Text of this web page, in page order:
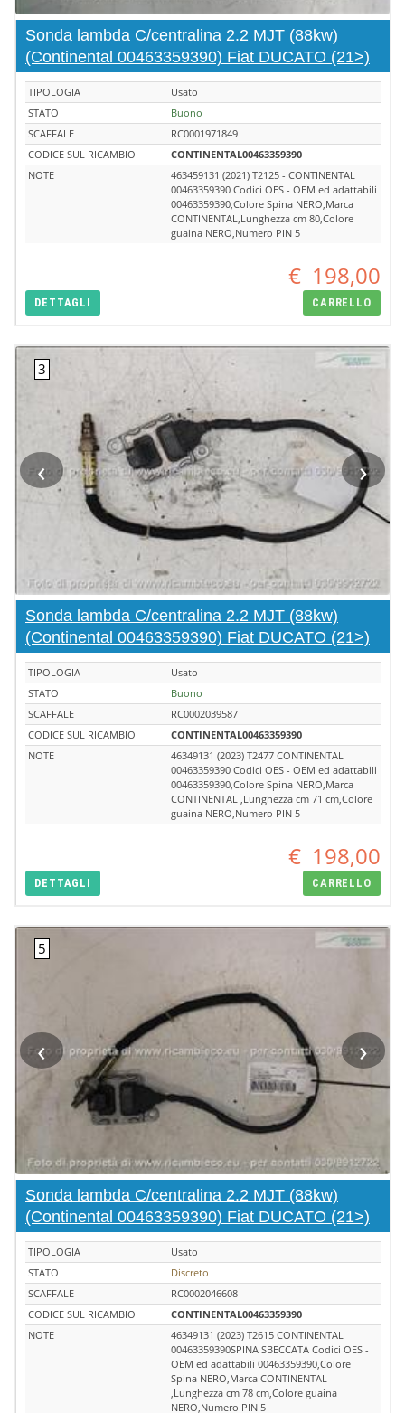
Sonda lambda C/centralina 2.2 MJT (88kw)
(Continental 00463359390) Fiat DUCATO (21>)
TIPOLOGIA
Usato
STATO
Buono
SCAFFALE
RC0001971849
CODICE SUL RICAMBIO
CONTINENTAL00463359390
NOTE
463459131 (2021) T2125 - CONTINENTAL
00463359390 Codici OES - OEM ed adattabili
00463359390,Colore Spina NERO,Marca
CONTINENTAL,Lunghezza cm 80,Colore
guaina NERO,Numero PIN 5
€ 198,00
DETTAGLI CARRELLO
‹ ›
Sonda lambda C/centralina 2.2 MJT (88kw)
(Continental 00463359390) Fiat DUCATO (21>)
TIPOLOGIA
Usato
STATO
Buono
SCAFFALE
RC0002039587
CODICE SUL RICAMBIO
CONTINENTAL00463359390
NOTE
46349131 (2023) T2477 CONTINENTAL
00463359390 Codici OES - OEM ed adattabili
00463359390,Colore Spina NERO,Marca
CONTINENTAL ,Lunghezza cm 71 cm,Colore
guaina NERO,Numero PIN 5
€ 198,00
DETTAGLI CARRELLO
‹ ›
Sonda lambda C/centralina 2.2 MJT (88kw)
(Continental 00463359390) Fiat DUCATO (21>)
TIPOLOGIA
Usato
STATO
Discreto
SCAFFALE
RC0002046608
CODICE SUL RICAMBIO
CONTINENTAL00463359390
NOTE
46349131 (2023) T2615 CONTINENTAL
00463359390SPINA SBECCATA Codici OES -
OEM ed adattabili 00463359390,Colore
Spina NERO,Marca CONTINENTAL
,Lunghezza cm 78 cm,Colore guaina
NERO,Numero PIN 5